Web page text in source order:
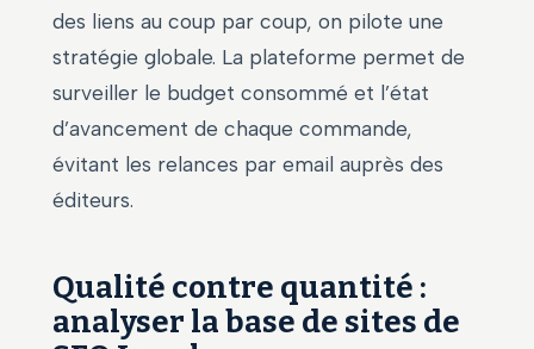
des liens au coup par coup, on pilote une
stratégie globale. La plateforme permet de
surveiller le budget consommé et l’état
d’avancement de chaque commande,
évitant les relances par email auprès des
éditeurs.
Qualité contre quantité :
analyser la base de sites de